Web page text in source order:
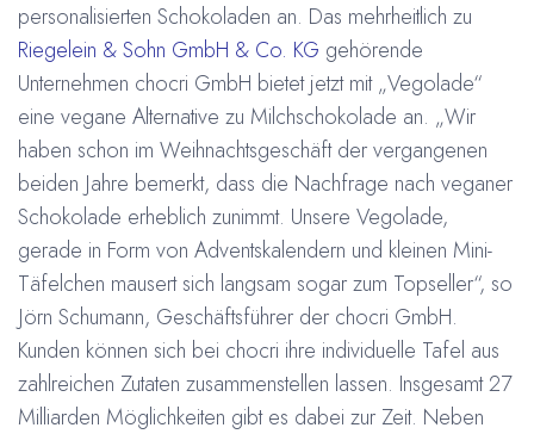
personalisierten Schokoladen an. Das mehrheitlich zu
Riegelein & Sohn GmbH & Co. KG gehörende
Unternehmen chocri GmbH bietet jetzt mit „Vegolade“
eine vegane Alternative zu Milchschokolade an. „Wir
haben schon im Weihnachtsgeschäft der vergangenen
beiden Jahre bemerkt, dass die Nachfrage nach veganer
Schokolade erheblich zunimmt. Unsere Vegolade,
gerade in Form von Adventskalendern und kleinen Mini-
Täfelchen mausert sich langsam sogar zum Topseller“, so
Jörn Schumann, Geschäftsführer der chocri GmbH.
Kunden können sich bei chocri ihre individuelle Tafel aus
zahlreichen Zutaten zusammenstellen lassen. Insgesamt 27
Milliarden Möglichkeiten gibt es dabei zur Zeit. Neben